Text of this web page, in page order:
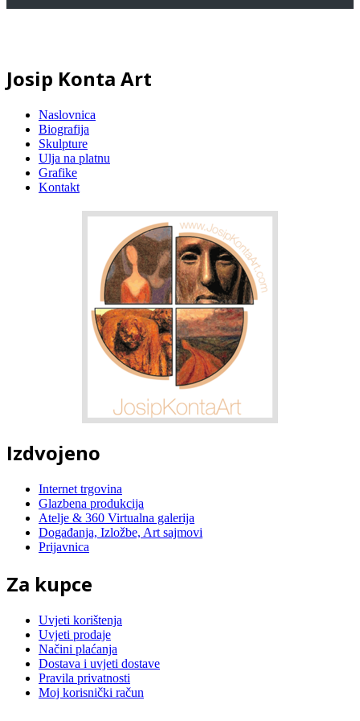
Josip Konta Art
Naslovnica
Biografija
Skulpture
Ulja na platnu
Grafike
Kontakt
Izdvojeno
Internet trgovina
Glazbena produkcija
Atelje & 360 Virtualna galerija
Događanja, Izložbe, Art sajmovi
Prijavnica
Za kupce
Uvjeti korištenja
Uvjeti prodaje
Načini plaćanja
Dostava i uvjeti dostave
Pravila privatnosti
Moj korisnički račun